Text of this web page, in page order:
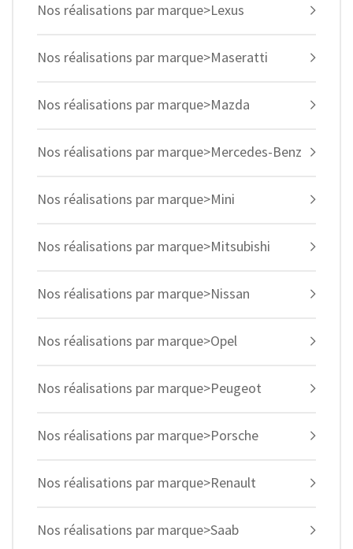
Nos réalisations par marque>Lexus
Nos réalisations par marque>Maseratti
Nos réalisations par marque>Mazda
Nos réalisations par marque>Mercedes-Benz
Nos réalisations par marque>Mini
Nos réalisations par marque>Mitsubishi
Nos réalisations par marque>Nissan
Nos réalisations par marque>Opel
Nos réalisations par marque>Peugeot
Nos réalisations par marque>Porsche
Nos réalisations par marque>Renault
Nos réalisations par marque>Saab